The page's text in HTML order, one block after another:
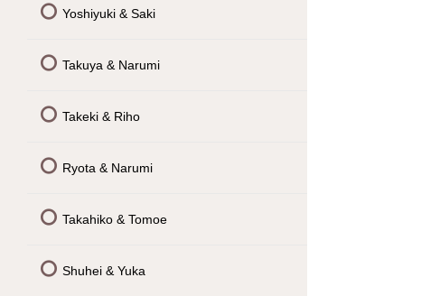
Yoshiyuki & Saki
Takuya & Narumi
Takeki & Riho
Ryota & Narumi
Takahiko & Tomoe
Shuhei & Yuka